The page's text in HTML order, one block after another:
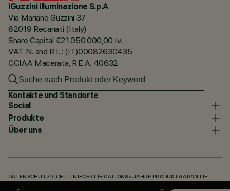
iGuzzini illuminazione S.p.A
Via Mariano Guzzini 37
62019 Recanati (Italy)
Share Capital €21.050.000,00 i.v.
VAT N. and R.I. : (IT)00082630435
CCIAA Macerata, R.E.A. 40632
Kontakte und Standorte
Social
Produkte
Über uns
DATENSCHUTZRICHTLINIECERTIFICATIONS 5 JAHRE PRODUKTGARANTIE